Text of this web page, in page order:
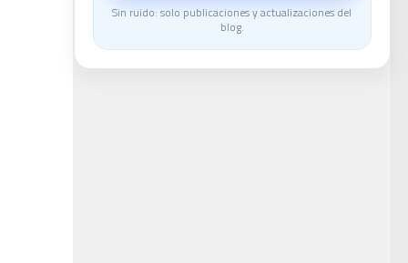
Sin ruido: solo publicaciones y actualizaciones del
blog.